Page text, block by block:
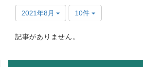
2021年8月 10件
記事がありません。